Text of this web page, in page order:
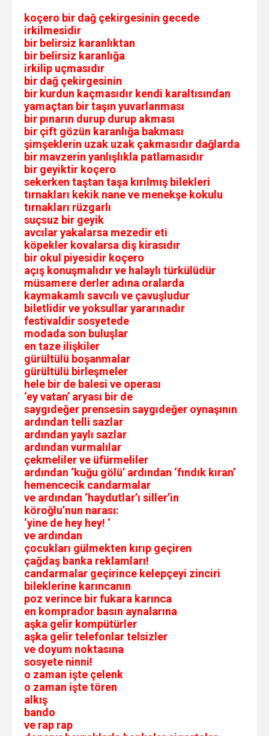
koçero bir dağ çekirgesinin gecede
irkilmesidir
bir belirsiz karanlıktan
bir belirsiz karanlığa
irkilip uçmasıdır
bir dağ çekirgesinin
bir kurdun kaçmasıdır kendi karaltısından
yamaçtan bir taşın yuvarlanması
bir pınarın durup durup akması
bir çift gözün karanlığa bakması
şimşeklerin uzak uzak çakmasıdır dağlarda
bir mavzerin yanlışlıkla patlamasıdır
bir geyiktir koçero
sekerken taştan taşa kırılmış bilekleri
tırnakları kekik nane ve menekşe kokulu
tırnakları rüzgarlı
suçsuz bir geyik
avcılar yakalarsa mezedir eti
köpekler kovalarsa diş kirasıdır
bir okul piyesidir koçero
açış konuşmalıdır ve halaylı türkülüdür
müsamere derler adına oralarda
kaymakamlı savcılı ve çavuşludur
biletlidir ve yoksullar yararınadır
festivaldir sosyetede
modada son buluşlar
en taze ilişkiler
gürültülü boşanmalar
gürültülü birleşmeler
hele bir de balesi ve operası
‘ey vatan’ aryası bir de
saygıdeğer prensesin saygıdeğer oynaşının
ardından telli sazlar
ardından yaylı sazlar
ardından vurmalılar
çekmeliler ve üfürmeliler
ardından ‘kuğu gölü’ ardından ‘fındık kıran’
hemencecik candarmalar
ve ardından ‘haydutlar’ı siller’in
köroğlu’nun narası:
‘yine de hey hey! ‘
ve ardından
çocukları gülmekten kırıp geçiren
çağdaş banka reklamları!
candarmalar geçirince kelepçeyi zinciri
bileklerine karıncanın
poz verince bir fukara karınca
en komprador basın aynalarına
aşka gelir kompütürler
aşka gelir telefonlar telsizler
ve doyum noktasına
sosyete ninni!
o zaman işte çelenk
o zaman işte tören
alkış
bando
ve rap rap